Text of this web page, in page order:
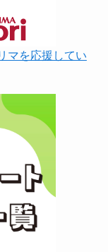
マを応援してい